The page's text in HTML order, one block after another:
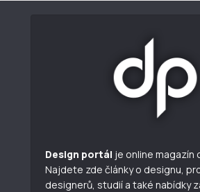
Design portál je online magazín
Najdete zde články o designu,
designerů, studií a také nabídky